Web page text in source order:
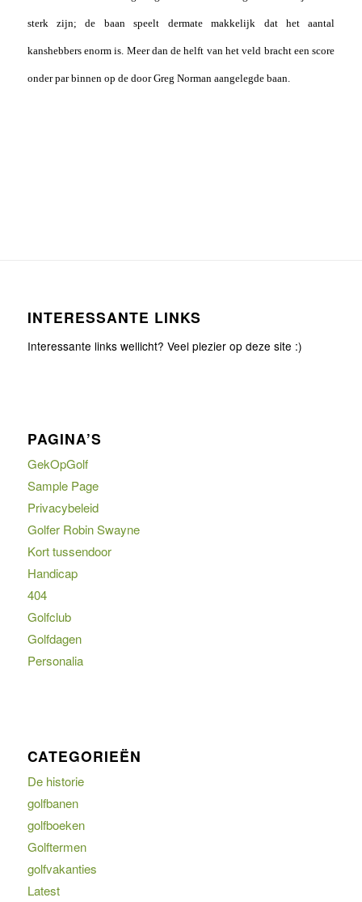
sterk zijn; de baan speelt dermate makkelijk dat het aantal
kanshebbers enorm is. Meer dan de helft van het veld bracht een score
onder par binnen op de door Greg Norman aangelegde baan.
INTERESSANTE LINKS
Interessante links wellicht? Veel plezier op deze site :)
PAGINA’S
GekOpGolf
Sample Page
Privacybeleid
Golfer Robin Swayne
Kort tussendoor
Handicap
404
Golfclub
Golfdagen
Personalia
CATEGORIEËN
De historie
golfbanen
golfboeken
Golftermen
golfvakanties
Latest